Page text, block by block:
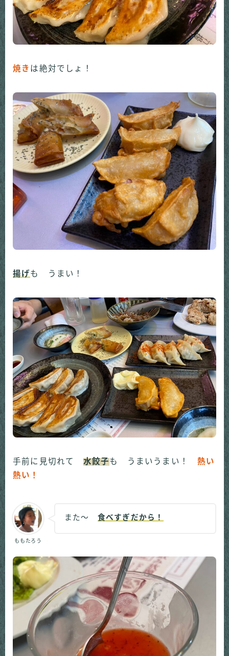
焼き は絶対でしょ！
揚げも うまい！
手前に見切れて 水餃子も うまいうまい！熱い
熱い！
ももたろう
また～ 食べすぎだから！